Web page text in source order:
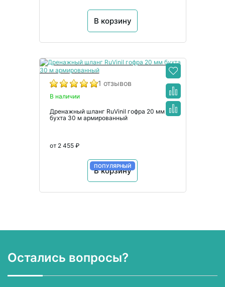
В корзину
1 отзывов
В наличии
Дренажный шланг RuVinil гофра 20 мм
бухта 30 м армированный
от 2 455 ₽
В корзину
ПОПУЛЯРНЫЙ
Остались вопросы?